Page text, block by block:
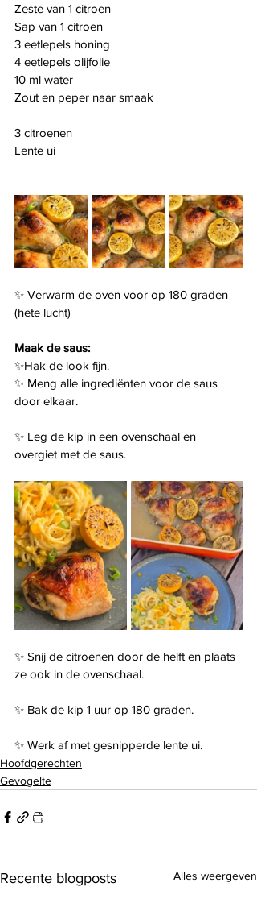
Zeste van 1 citroen
Sap van 1 citroen
3 eetlepels honing
4 eetlepels olijfolie
10 ml water
Zout en peper naar smaak
3 citroenen
Lente ui
✨ Verwarm de oven voor op 180 graden
(hete lucht)
Maak de saus:
✨Hak de look fijn.
✨ Meng alle ingrediënten voor de saus
door elkaar.
✨ Leg de kip in een ovenschaal en
overgiet met de saus.
✨ Snij de citroenen door de helft en plaats
ze ook in de ovenschaal.
✨ Bak de kip 1 uur op 180 graden.
✨ Werk af met gesnipperde lente ui.
Hoofdgerechten
Gevogelte
Recente blogposts Alles weergeven